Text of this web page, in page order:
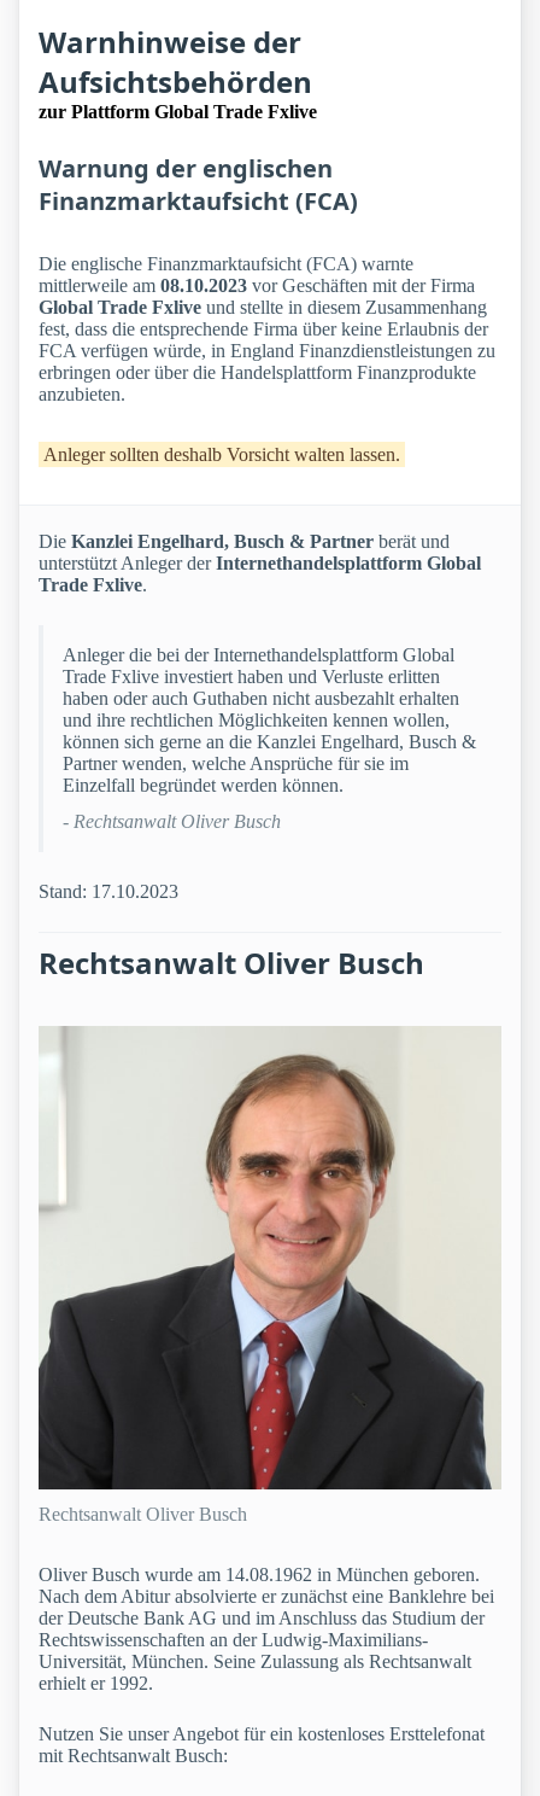
Warnhinweise der
Aufsichtsbehörden
zur Plattform Global Trade Fxlive
Warnung der englischen
Finanzmarktaufsicht (FCA)
Die englische Finanzmarktaufsicht (FCA) warnte
mittlerweile am 08.10.2023 vor Geschäften mit der Firma
Global Trade Fxlive und stellte in diesem Zusammenhang
fest, dass die entsprechende Firma über keine Erlaubnis der
FCA verfügen würde, in England Finanzdienstleistungen zu
erbringen oder über die Handelsplattform Finanzprodukte
anzubieten.
Anleger sollten deshalb Vorsicht walten lassen.
Die Kanzlei Engelhard, Busch & Partner berät und
unterstützt Anleger derInternethandelsplattform Global
Trade Fxlive.
Anleger die bei der Internethandelsplattform Global
Trade Fxlive investiert haben und Verluste erlitten
haben oder auch Guthaben nicht ausbezahlt erhalten
und ihre rechtlichen Möglichkeiten kennen wollen,
können sich gerne an die Kanzlei Engelhard, Busch &
Partner wenden, welche Ansprüche für sie im
Einzelfall begründet werden können.
- Rechtsanwalt Oliver Busch
Stand: 17.10.2023
Rechtsanwalt Oliver Busch
Rechtsanwalt Oliver Busch
Oliver Busch wurde am 14.08.1962 in München geboren.
Nach dem Abitur absolvierte er zunächst eine Banklehre bei
der Deutsche Bank AG und im Anschluss das Studium der
Rechtswissenschaften an der Ludwig-Maximilians-
Universität, München. Seine Zulassung als Rechtsanwalt
erhielt er 1992.
Nutzen Sie unser Angebot für ein kostenloses Ersttelefonat
mit Rechtsanwalt Busch: